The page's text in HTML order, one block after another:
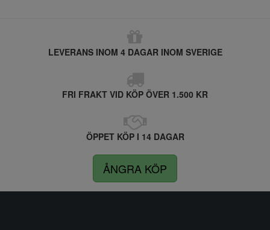
LEVERANS INOM 4 DAGAR INOM SVERIGE
FRI FRAKT VID KÖP ÖVER 1.500 KR
ÖPPET KÖP I 14 DAGAR
ÅNGRA KÖP